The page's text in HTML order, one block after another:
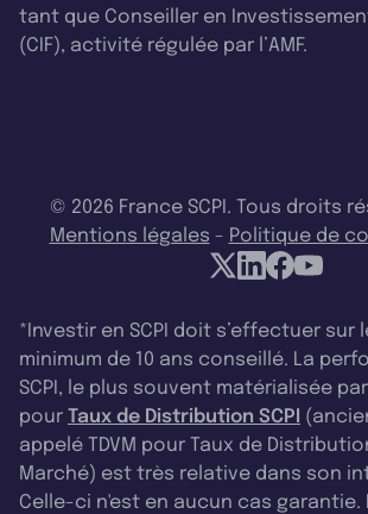
tant que Conseiller en
(CIF), activité régulée par l’AMF.
© 2026 France SCPI. Tous droits
Mentions légales - Politique de
*Investir en SCPI doit s’effectuer sur
minimum de 10 ans conseillé. La
SCPI, le plus souvent matérialisée
pour Taux de Distribution SCPI
appelé TDVM pour Taux de
Marché) est très relative dans son
Celle-ci n'est en aucun cas garantie.